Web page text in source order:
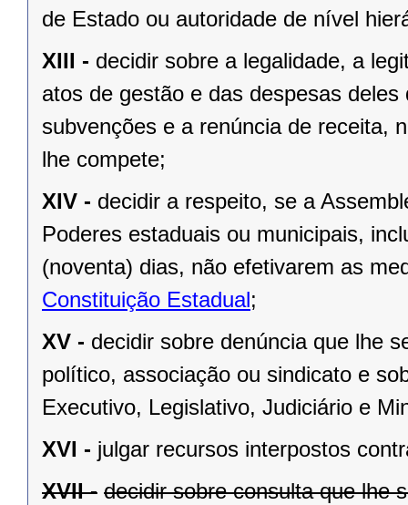
de Estado ou autoridade de nível
XIII - decidir sobre a legalidade, a
atos de gestão e das despesas
subvenções e a renúncia de receita,
lhe compete;
XIV - decidir a respeito, se a
Poderes estaduais ou municipais,
(noventa) dias, não efetivarem as
Constituição Estadual;
XV - decidir sobre denúncia que lhe
político, associação ou sindicato e
Executivo, Legislativo, Judiciário e
XVI - julgar recursos interpostos
XVII - decidir sobre consulta que lhe